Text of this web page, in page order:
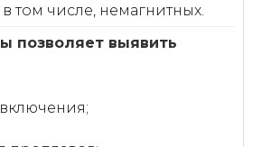
том числе, немагнитных.